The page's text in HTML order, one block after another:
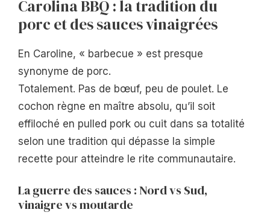
Carolina BBQ : la tradition du
porc et des sauces vinaigrées
En Caroline, « barbecue » est presque
synonyme de porc.
Totalement. Pas de bœuf, peu de poulet. Le
cochon règne en maître absolu, qu’il soit
effiloché en pulled pork ou cuit dans sa totalité
selon une tradition qui dépasse la simple
recette pour atteindre le rite communautaire.
La guerre des sauces : Nord vs Sud,
vinaigre vs moutarde